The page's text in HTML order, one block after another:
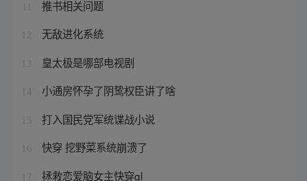
推书相关问题
12 无敌进化系统
13 皇太极是哪部电视剧
14 小通房怀孕了阴鸷权臣讲了啥
15 打入国民党军统谍战小说
16 快穿 挖野菜系统崩溃了
17 拯救恋爱脑女主快穿gl